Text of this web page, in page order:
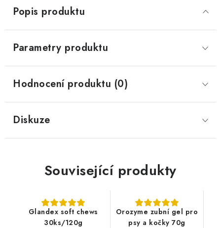
Popis produktu
Parametry produktu
Hodnocení produktu (0)
Diskuze
Související produkty
Glandex soft chews
30ks/120g
Orozyme zubní gel pro
psy a kočky 70g